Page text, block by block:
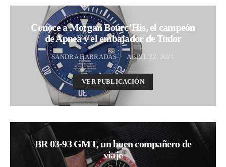
Conoce a Morgan Bourc’His, el campeón
de Apnea y el embajador de Tudor
SANDRA BARRADAS ABRIL 22, 2021
VER PUBLICACIÓN
BR 03-93 GMT, un buen compañero de
viaje